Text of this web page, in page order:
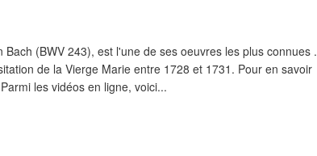
(BWV 243), est l'une de ses oeuvres les plus connues .
de la Vierge Marie entre 1728 et 1731. Pour en savoir
les vidéos en ligne, voici...